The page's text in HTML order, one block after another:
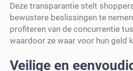
Deze transparantie stelt
bewustere beslissingen te
profiteren van de concurrentie
waardoor ze waar voor hun geld
Veilige en